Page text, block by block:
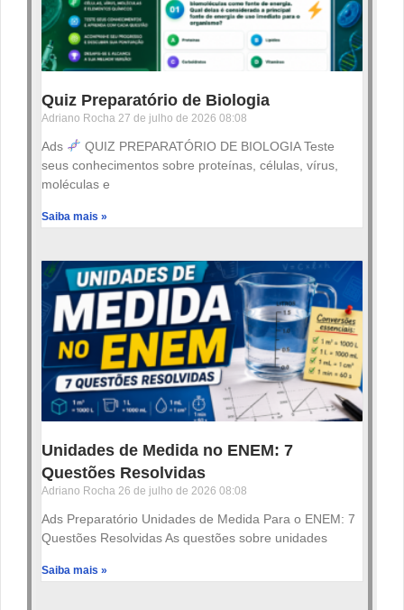
Quiz Preparatório de Biologia
Adriano Rocha 27 de julho de 2026 08:08
Ads
QUIZ PREPARATÓRIO DE BIOLOGIA Teste
seus conhecimentos sobre proteínas, células, vírus,
moléculas e
Saiba mais »
Unidades de Medida no ENEM: 7
Questões Resolvidas
Adriano Rocha 26 de julho de 2026 08:08
Ads Preparatório Unidades de Medida Para o ENEM: 7
Questões Resolvidas As questões sobre unidades
Saiba mais »